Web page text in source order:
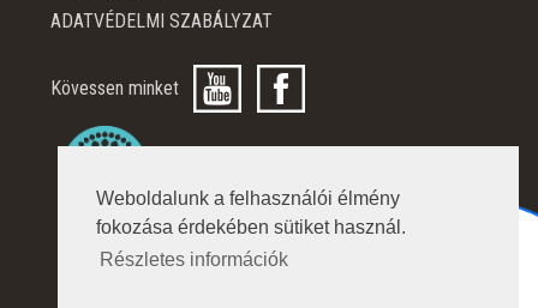
Weboldalunk a felhasználói élmény
fokozása érdekében sütiket használ.
Részletes információk
ADATVÉDELMI SZABÁLYZAT
Kövessen minket